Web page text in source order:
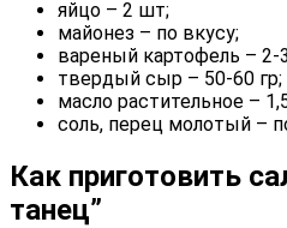
яйцо – 2 шт;
майонез – по вкусу;
вареный картофель – 2-
твердый сыр – 50-60 гр;
масло растительное –
соль, перец молотый –
Как приготовить
танец”